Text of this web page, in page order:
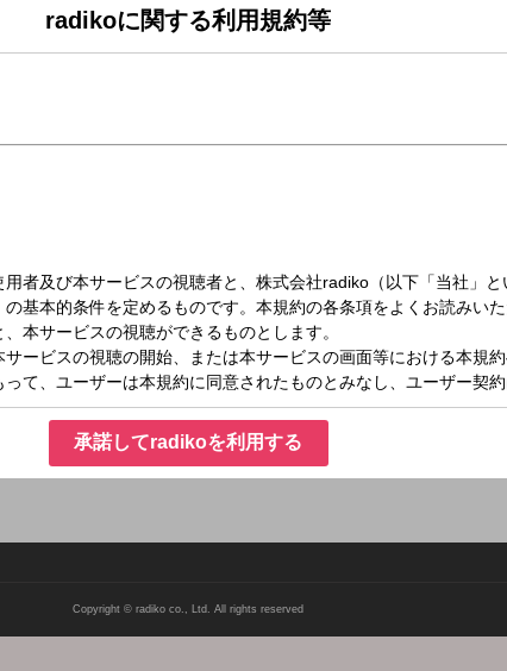
20:00
ラジオ上杉
リスナー参加型のコーナーや上杉周大のお絵描きコーナーなど、話題満載！週
Copyright © radiko co., Ltd. All rights reserved
radikoに関する利用規約等
承諾してradikoを利用する